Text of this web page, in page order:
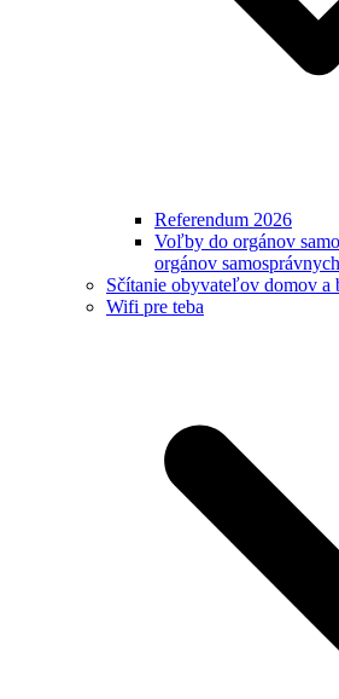
Referendum 2026
Voľby do orgánov
orgánov
Sčítanie obyvateľov domov a
Wifi pre teba